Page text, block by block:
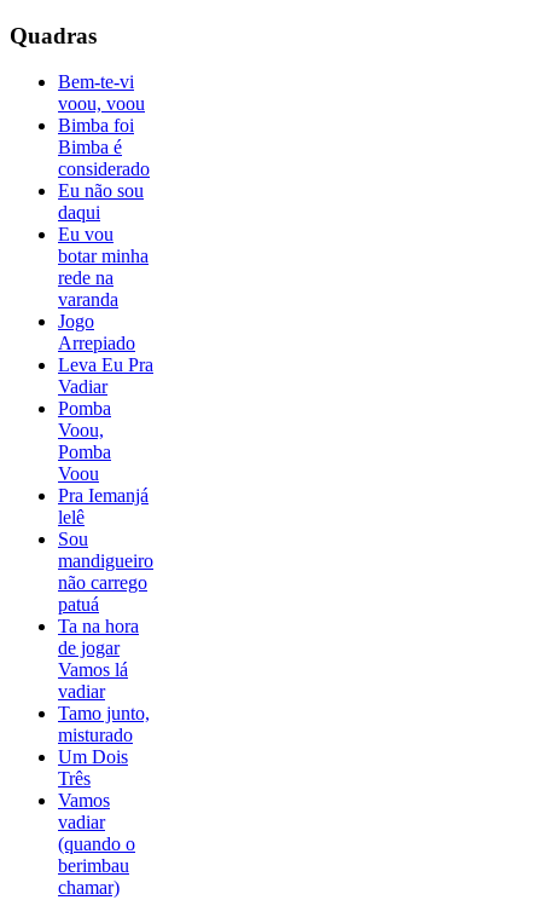
Quadras
Bem-te-vi
voou, voou
Bimba foi
Bimba é
considerado
Eu não sou
daqui
Eu vou
botar minha
rede na
varanda
Jogo
Arrepiado
Leva Eu Pra
Vadiar
Pomba
Voou,
Pomba
Voou
Pra Iemanjá
lelê
Sou
mandigueiro
não carrego
patuá
Ta na hora
de jogar
Vamos lá
vadiar
Tamo junto,
misturado
Um Dois
Três
Vamos
vadiar
(quando o
berimbau
chamar)